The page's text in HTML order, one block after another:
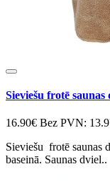
Sieviešu frotē
16.90€ Bez PVN:
Sieviešu frotē saunas
baseinā. Saunas dviel..